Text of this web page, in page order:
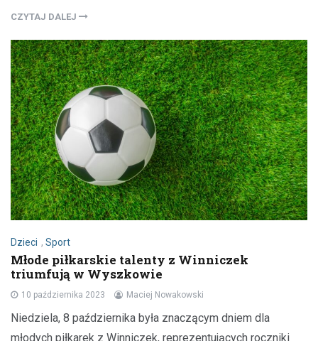
CZYTAJ DALEJ
Dzieci , Sport
Młode piłkarskie talenty z Winniczek
triumfują w Wyszkowie
10 października 2023 Maciej Nowakowski
Niedziela, 8 października była znaczącym dniem dla
młodych piłkarek z Winniczek, reprezentujących roczniki